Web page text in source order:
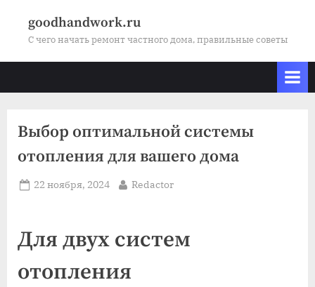
goodhandwork.ru
С чего начать ремонт частного дома, правильные советы
Выбор оптимальной системы
отопления для вашего дома
Posted
22 ноября, 2024 By
Redactor
Для двух систем
отопления